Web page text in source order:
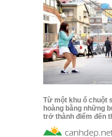
Từ một khu ổ chuột
hoàng bằng những
trở thành điểm đến